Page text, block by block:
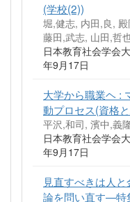
(学校(2))
堀,健志, 内田,良,
藤田,武志, 山田,哲
日本教育社会学会
年9月17日
大学から職業ヘ :
動プロセス(資格
平沢,和司, 濱中,義
日本教育社会学会
年9月17日
見直すべきは人
論を問い直す—特